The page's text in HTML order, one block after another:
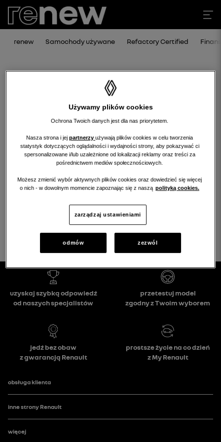
renew Samochody używane Refactory Certified
Niestety, wybrany dealer nie ma
obecnie żadnych ofert w tej kategorii.
Wróć na stronę główną.
wróć na stronę główną
Używamy plików cookies
Ochrona Twoich danych jest dla nas priorytetem.
Nasza strona i jej partnerzy używają plików cookies w celu tworzenia
statystyk dotyczących oglądalności i wydajności strony, aby pokazywać ci
spersonalizowane i/lub uzależnione od lokalizacji reklamy oraz treści za
pośrednictwem mediów społecznościowych.
Możesz zmienić wybór aktywnych plików cookies oraz dowiedzieć się więcej
o nich - w dowolnym momencie zapoznając się z naszą polityką cookies.
zarządzaj ustawieniami
odmów zezwól